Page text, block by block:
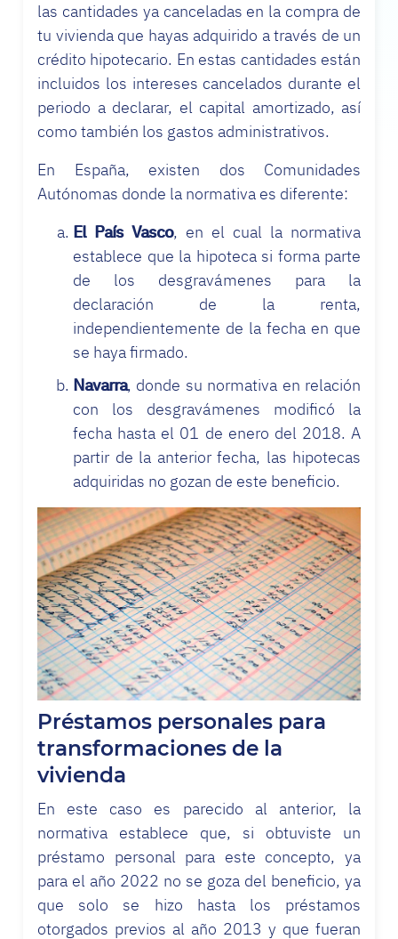
las cantidades ya canceladas en la compra de
tu vivienda que hayas adquirido a través de un
crédito hipotecario. En estas cantidades están
incluidos los intereses cancelados durante el
periodo a declarar, el capital amortizado, así
como también los gastos administrativos.
En España, existen dos Comunidades
Autónomas donde la normativa es diferente:
El País Vasco, en el cual la normativa
establece que la hipoteca si forma parte
de los desgravámenes para la
declaración de la renta,
independientemente de la fecha en que
se haya firmado.
Navarra, donde su normativa en relación
con los desgravámenes modificó la
fecha hasta el 01 de enero del 2018. A
partir de la anterior fecha, las hipotecas
adquiridas no gozan de este beneficio.
Préstamos personales para
transformaciones de la
vivienda
En este caso es parecido al anterior, la
normativa establece que, si obtuviste un
préstamo personal para este concepto, ya
para el año 2022 no se goza del beneficio, ya
que solo se hizo hasta los préstamos
otorgados previos al año 2013 y que fueran